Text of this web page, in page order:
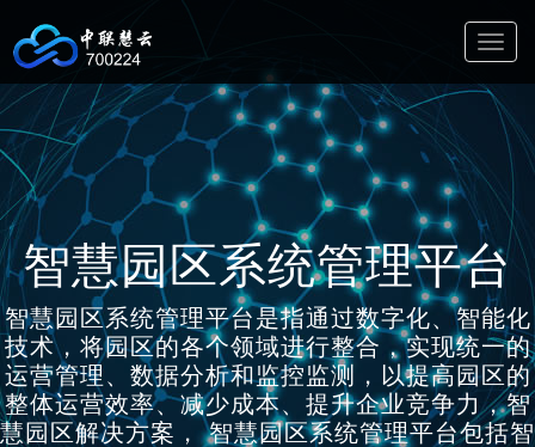
切
换
导
航
智慧园区系统管理平台
智慧园区系统管理平台是指通过数字化、智能化
技术，将园区的各个领域进行整合，实现统一的
运营管理、数据分析和监控监测，以提高园区的
整体运营效率、减少成本、提升企业竞争力，智
慧园区解决方案， 智慧园区系统管理平台包括智